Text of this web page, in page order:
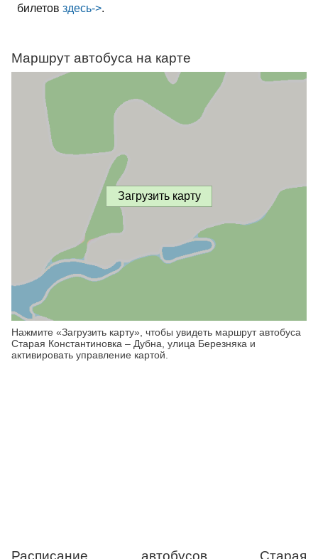
билетов здесь->.
Маршрут автобуса на карте
Загрузить карту
Нажмите «Загрузить карту», чтобы увидеть маршрут автобуса
Старая Константиновка – Дубна, улица Березняка и
активировать управление картой.
Расписание автобусов Старая